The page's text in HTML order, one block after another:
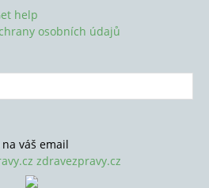
help
osobních údajů
váš email
zdravezpravy.cz